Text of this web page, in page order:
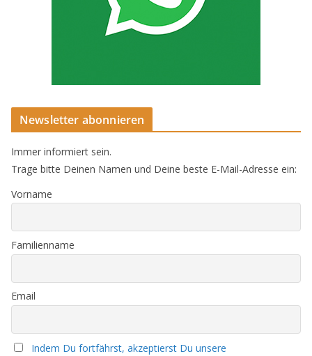
Newsletter abonnieren
Immer informiert sein.
Trage bitte Deinen Namen und Deine beste E-Mail-Adresse ein:
Vorname
Familienname
Email
Indem Du fortfährst, akzeptierst Du unsere